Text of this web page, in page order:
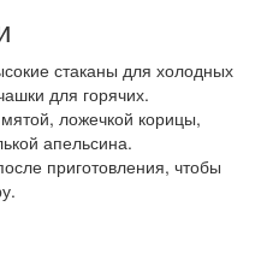
стаканы для холодных
для горячих.
ложечкой корицы,
апельсина.
приготовления, чтобы